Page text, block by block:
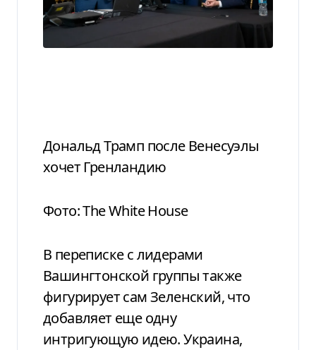
Дональд Трамп после Венесуэлы
хочет Гренландию
Фото: The White House
В переписке с лидерами
Вашингтонской группы также
фигурирует сам Зеленский, что
добавляет еще одну
интригующую идею. Украина,